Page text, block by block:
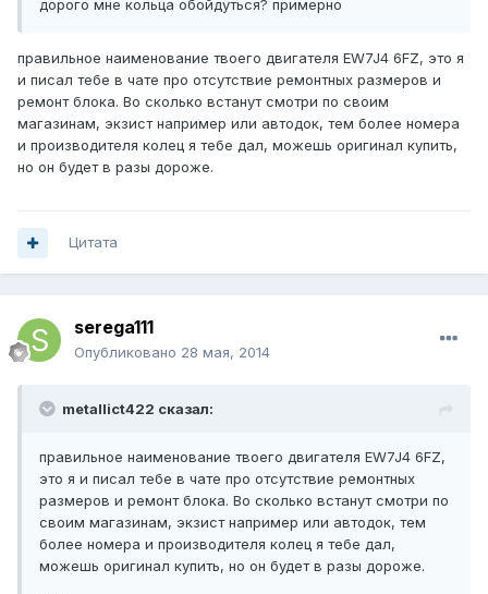
дорого мне кольца обойдуться? примерно
правильное наименование твоего двигателя EW7J4 6FZ, это я
и писал тебе в чате про отсутствие ремонтных размеров и
ремонт блока. Во сколько встанут смотри по своим
магазинам, экзист например или автодок, тем более номера
и производителя колец я тебе дал, можешь оригинал купить,
но он будет в разы дороже.
Цитата
serega111
Опубликовано 28 мая, 2014
metallict422 сказал:
правильное наименование твоего двигателя EW7J4 6FZ,
это я и писал тебе в чате про отсутствие ремонтных
размеров и ремонт блока. Во сколько встанут смотри по
своим магазинам, экзист например или автодок, тем
более номера и производителя колец я тебе дал,
можешь оригинал купить, но он будет в разы дороже.